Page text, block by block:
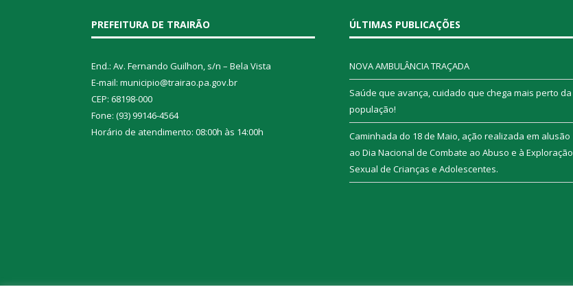
PREFEITURA DE TRAIRÃO
End.: Av. Fernando Guilhon, s/n – Bela Vista
E-mail: municipio@trairao.pa.gov.br
CEP: 68198-000
Fone: (93) 99146-4564
Horário de atendimento: 08:00h às 14:00h
ÚLTIMAS PUBLICAÇÕES
NOVA AMBULÂNCIA TRAÇADA
Saúde que avança, cuidado que chega mais perto da
população!
Caminhada do 18 de Maio, ação realizada em alusão
ao Dia Nacional de Combate ao Abuso e à Exploração
Sexual de Crianças e Adolescentes.